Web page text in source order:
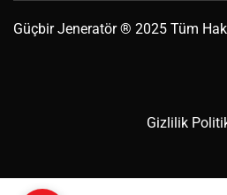
GüçbirJeneratör® 2025 Tüm
Gizlilik